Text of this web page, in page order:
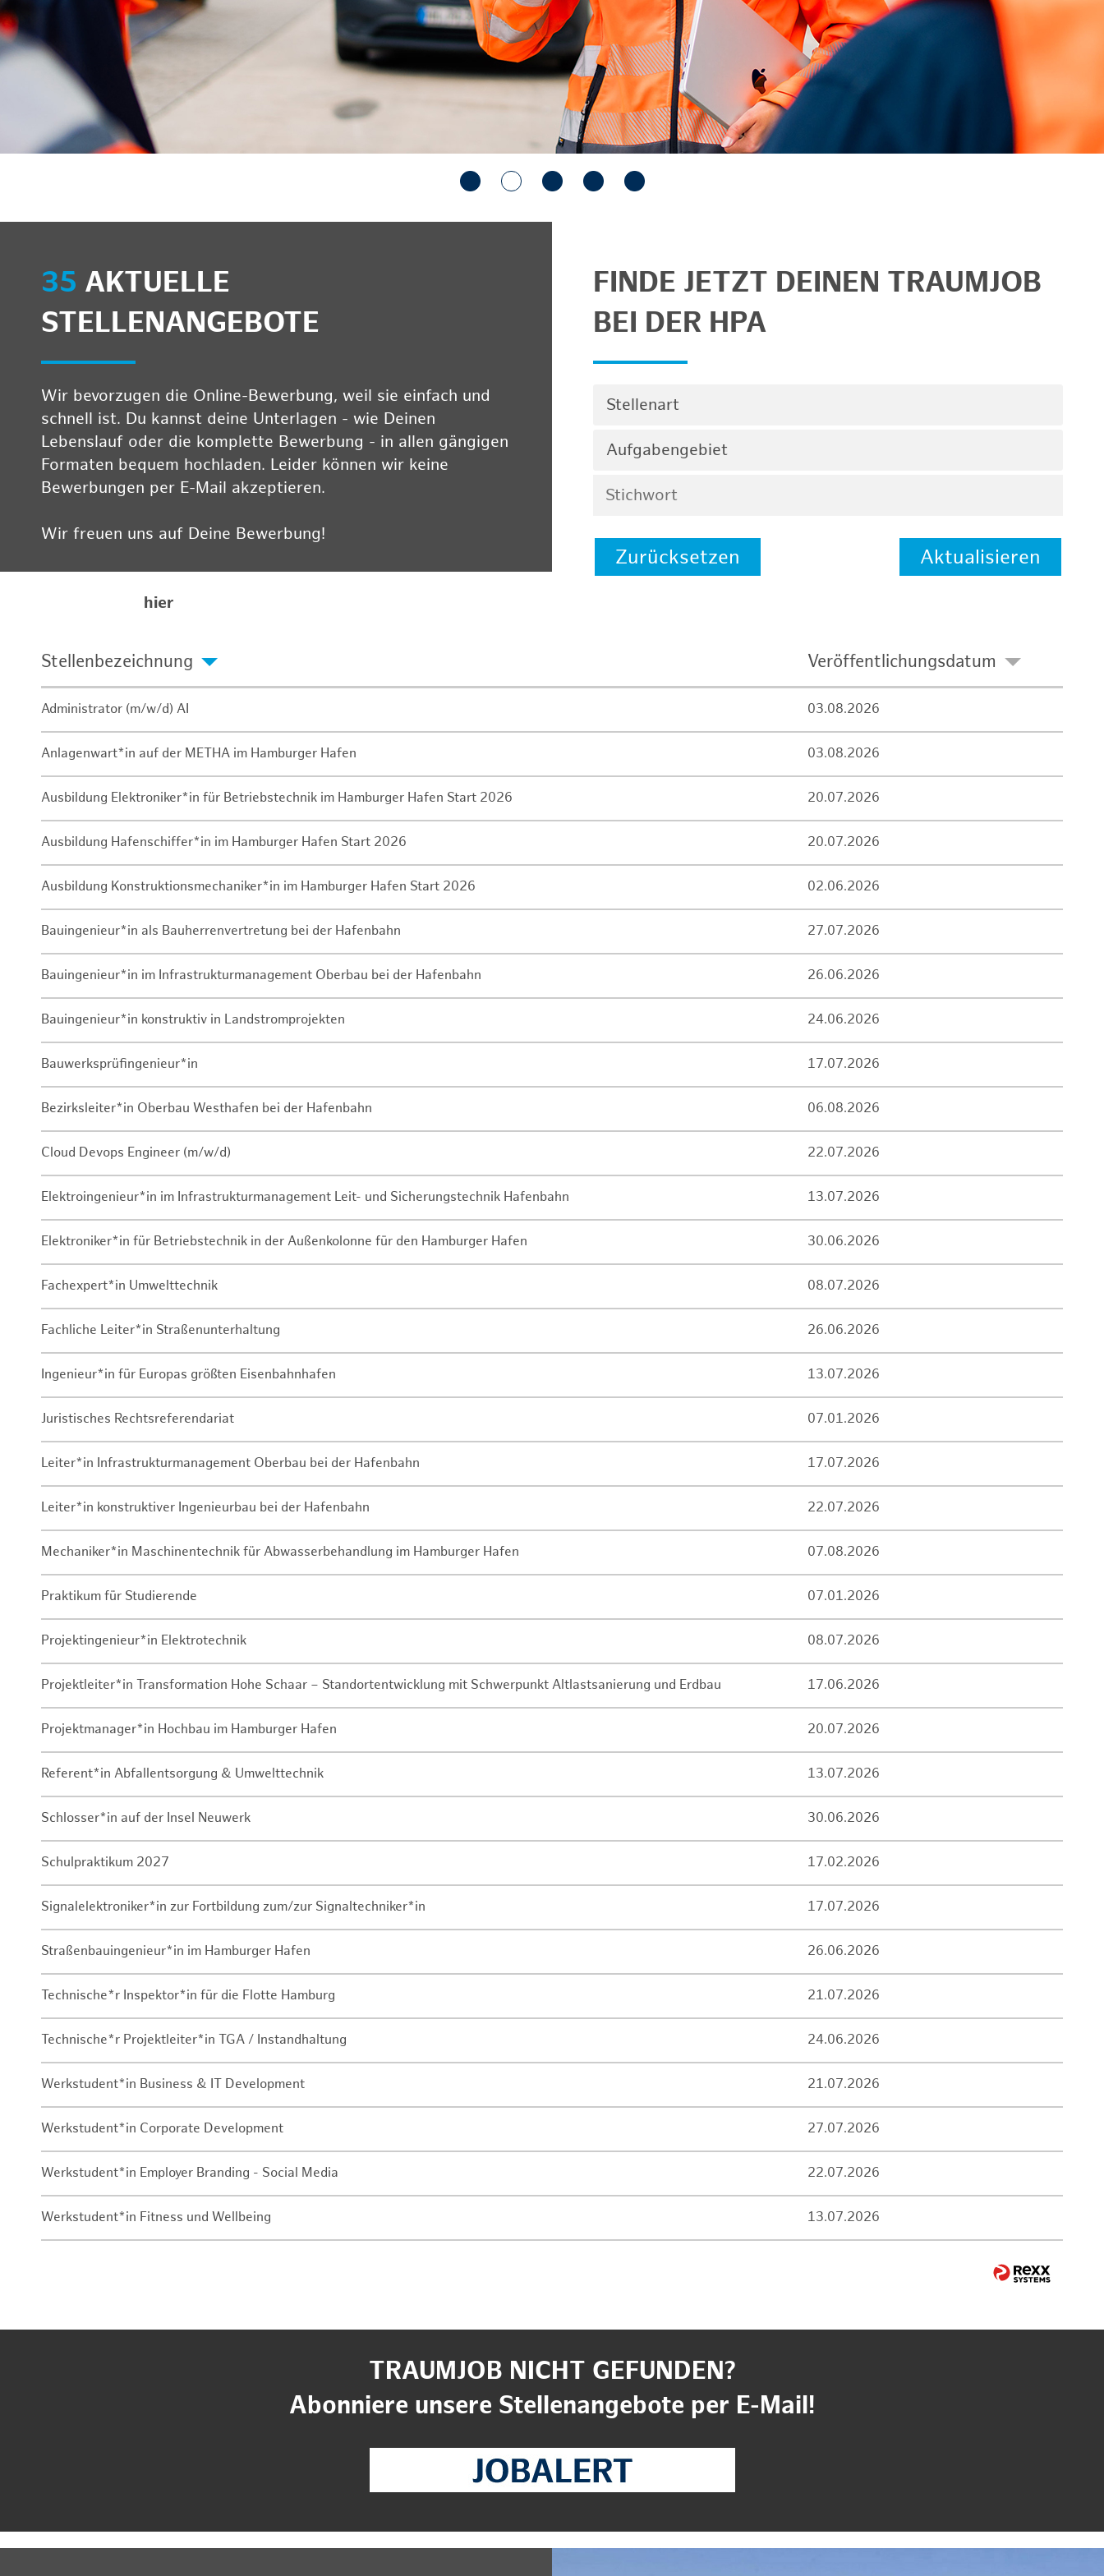
anzeigen/schließen
35 AKTUELLE
STELLENANGEBOTE
Wir bevorzugen die Online-Bewerbung, weil sie einfach und
schnell ist. Du kannst deine Unterlagen - wie Deinen
Lebenslauf oder die komplette Bewerbung - in allen gängigen
Formaten bequem hochladen. Leider können wir keine
Bewerbungen per E-Mail akzeptieren.
Wir freuen uns auf Deine Bewerbung!
hier
FINDE JETZT DEINEN TRAUMJOB
BEI DER HPA
Stellenart
Aufgabengebiet
Zurücksetzen Aktualisieren
Stellenbezeichnung Veröffentlichungsdatum
Administrator (m/w/d) AI 03.08.2026
Anlagenwart*in auf der METHA im Hamburger Hafen 03.08.2026
Ausbildung Elektroniker*in für Betriebstechnik im Hamburger Hafen Start 2026 20.07.2026
Ausbildung Hafenschiffer*in im Hamburger Hafen Start 2026 20.07.2026
Ausbildung Konstruktionsmechaniker*in im Hamburger Hafen Start 2026 02.06.2026
Bauingenieur*in als Bauherrenvertretung bei der Hafenbahn 27.07.2026
Bauingenieur*in im Infrastrukturmanagement Oberbau bei der Hafenbahn 26.06.2026
Bauingenieur*in konstruktiv in Landstromprojekten 24.06.2026
Bauwerksprüfingenieur*in 17.07.2026
Bezirksleiter*in Oberbau Westhafen bei der Hafenbahn 06.08.2026
Cloud Devops Engineer (m/w/d) 22.07.2026
Elektroingenieur*in im Infrastrukturmanagement Leit- und Sicherungstechnik Hafenbahn 13.07.2026
Elektroniker*in für Betriebstechnik in der Außenkolonne für den Hamburger Hafen 30.06.2026
Fachexpert*in Umwelttechnik 08.07.2026
Fachliche Leiter*in Straßenunterhaltung 26.06.2026
Ingenieur*in für Europas größten Eisenbahnhafen 13.07.2026
Juristisches Rechtsreferendariat 07.01.2026
Leiter*in Infrastrukturmanagement Oberbau bei der Hafenbahn 17.07.2026
Leiter*in konstruktiver Ingenieurbau bei der Hafenbahn 22.07.2026
Mechaniker*in Maschinentechnik für Abwasserbehandlung im Hamburger Hafen 07.08.2026
Praktikum für Studierende 07.01.2026
Projektingenieur*in Elektrotechnik 08.07.2026
Projektleiter*in Transformation Hohe Schaar – Standortentwicklung mit Schwerpunkt Altlastsanierung und Erdbau 17.06.2026
Projektmanager*in Hochbau im Hamburger Hafen 20.07.2026
Referent*in Abfallentsorgung & Umwelttechnik 13.07.2026
Schlosser*in auf der Insel Neuwerk 30.06.2026
Schulpraktikum 2027 17.02.2026
Signalelektroniker*in zur Fortbildung zum/zur Signaltechniker*in 17.07.2026
Straßenbauingenieur*in im Hamburger Hafen 26.06.2026
Technische*r Inspektor*in für die Flotte Hamburg 21.07.2026
Technische*r Projektleiter*in TGA / Instandhaltung 24.06.2026
Werkstudent*in Business & IT Development 21.07.2026
Werkstudent*in Corporate Development 27.07.2026
Werkstudent*in Employer Branding - Social Media 22.07.2026
Werkstudent*in Fitness und Wellbeing 13.07.2026
TRAUMJOB NICHT GEFUNDEN?
Abonniere unsere Stellenangebote per E-Mail!